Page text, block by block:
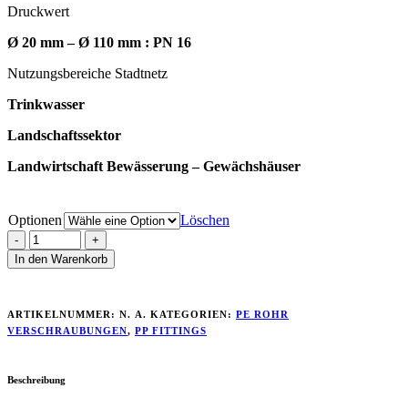
Druckwert
Ø 20 mm – Ø 110 mm : PN 16
Nutzungsbereiche Stadtnetz
Trinkwasser
Landschaftssektor
Landwirtschaft Bewässerung – Gewächshäuser
Optionen Löschen
In den Warenkorb
ARTIKELNUMMER: N. A. KATEGORIEN: PE ROHR
VERSCHRAUBUNGEN, PP FITTINGS
Beschreibung